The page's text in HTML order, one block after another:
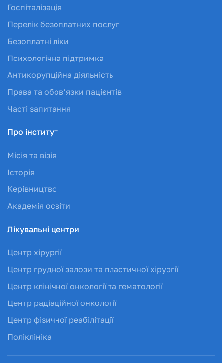
Госпіталізація
Перелік безоплатних послуг
Безоплатні ліки
Психологічна підтримка
Антикорупційна діяльність
Права та обов’язки пацієнтів
Часті запитання
Про інститут
Місія та візія
Історія
Керівництво
Академія освіти
Лікувальні центри
Центр хірургії
Центр грудної залози та пластичної хірургії
Центр клінічної онкології та гематології
Центр радіаційної онкології
Центр фізичної реабілітації
Поліклініка